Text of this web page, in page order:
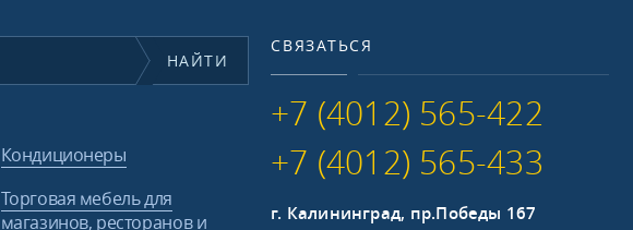
НАЙТИ
Кондиционеры
Торговая мебель для
магазинов, ресторанов и
СВЯЗАТЬСЯ
+7 (4012) 565-422
+7 (4012) 565-433
г. Калининград, пр.Победы 167